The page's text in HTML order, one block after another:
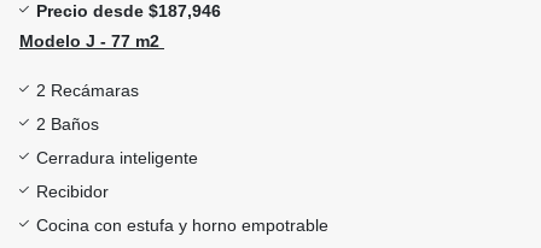
Precio desde $187,946
Modelo J - 77 m2
2 Recámaras
2 Baños
Cerradura inteligente
Recibidor
Cocina con estufa y horno empotrable